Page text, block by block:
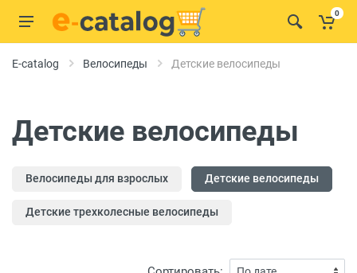
0
E-catalog Велосипеды Детские велосипеды
Детские велосипеды
Велосипеды для взрослых Детские велосипеды
Детские трехколесные велосипеды